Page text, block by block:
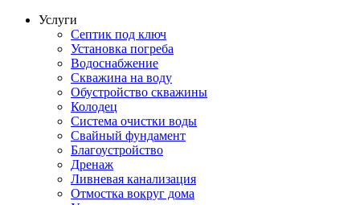
Услуги
Септик под ключ
Установка погреба
Водоснабжение
Скважина на воду
Обустройство скважины
Колодец
Система очистки воды
Свайный фундамент
Благоустройство
Дренаж
Ливневая канализация
Отмостка вокруг дома